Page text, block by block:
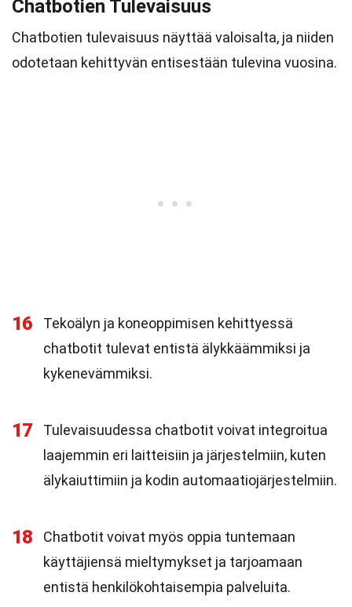
Chatbotien Tulevaisuus
Chatbotien tulevaisuus näyttää valoisalta, ja niiden
odotetaan kehittyvän entisestään tulevina vuosina.
16
Tekoälyn ja koneoppimisen kehittyessä
chatbotit tulevat entistä älykkäämmiksi ja
kykenevämmiksi.
17
Tulevaisuudessa chatbotit voivat integroitua
laajemmin eri laitteisiin ja järjestelmiin, kuten
älykaiuttimiin ja kodin automaatiojärjestelmiin.
18
Chatbotit voivat myös oppia tuntemaan
käyttäjiensä mieltymykset ja tarjoamaan
entistä henkilökohtaisempia palveluita.